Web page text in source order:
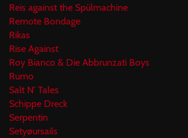
Reis against the Spülmachine
Remote Bondage
Rikas
Rise Against
Roy Bianco & Die Abbrunzati Boys
Rumo
Salt N' Tales
Schippe Dreck
Serpentin
Setyøursails